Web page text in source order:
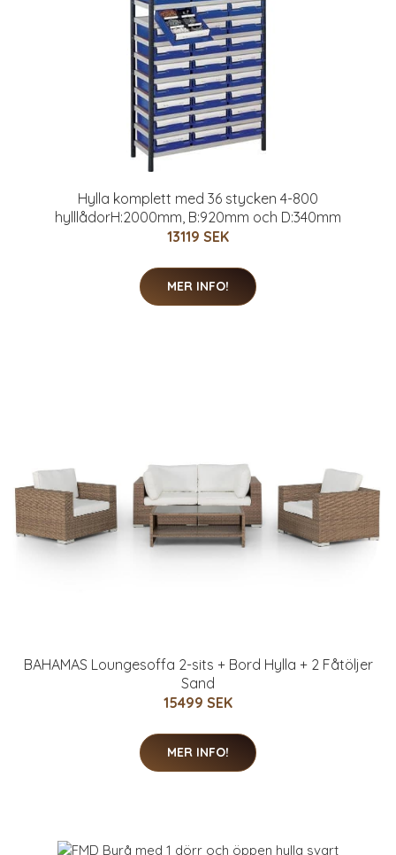
Hylla komplett med 36 stycken 4-800
hylllådorH:2000mm, B:920mm och D:340mm
13119 SEK
MER INFO!
BAHAMAS Loungesoffa 2-sits + Bord Hylla + 2 Fåtöljer
Sand
15499 SEK
MER INFO!